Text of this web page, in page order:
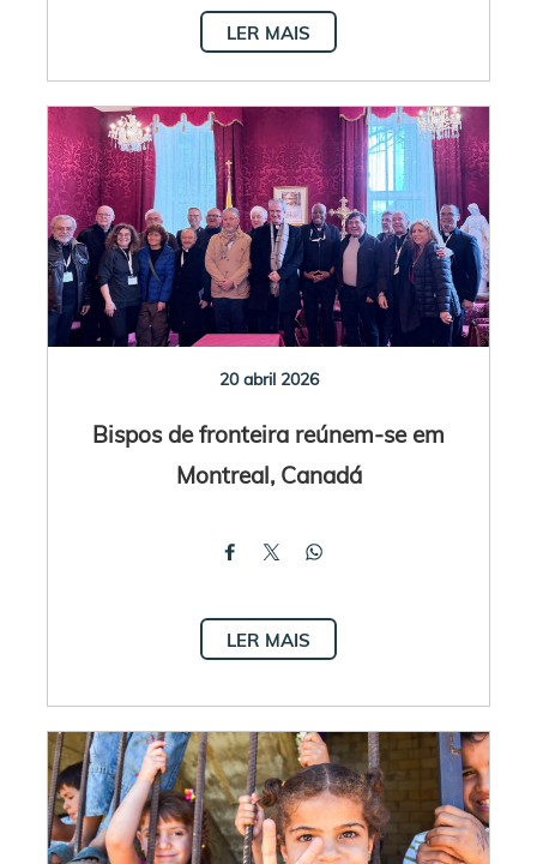
LER MAIS
20 abril 2026
Bispos de fronteira reúnem-se em
Montreal, Canadá
LER MAIS